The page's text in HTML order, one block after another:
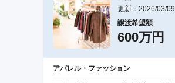
更新：2026/03/09
譲渡希望額
600万円
アパレル・ファッション